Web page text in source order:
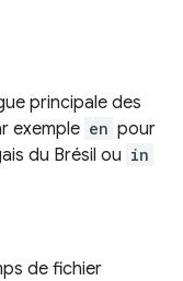
principale des
exemple en pour
du Brésil ou in
de fichier